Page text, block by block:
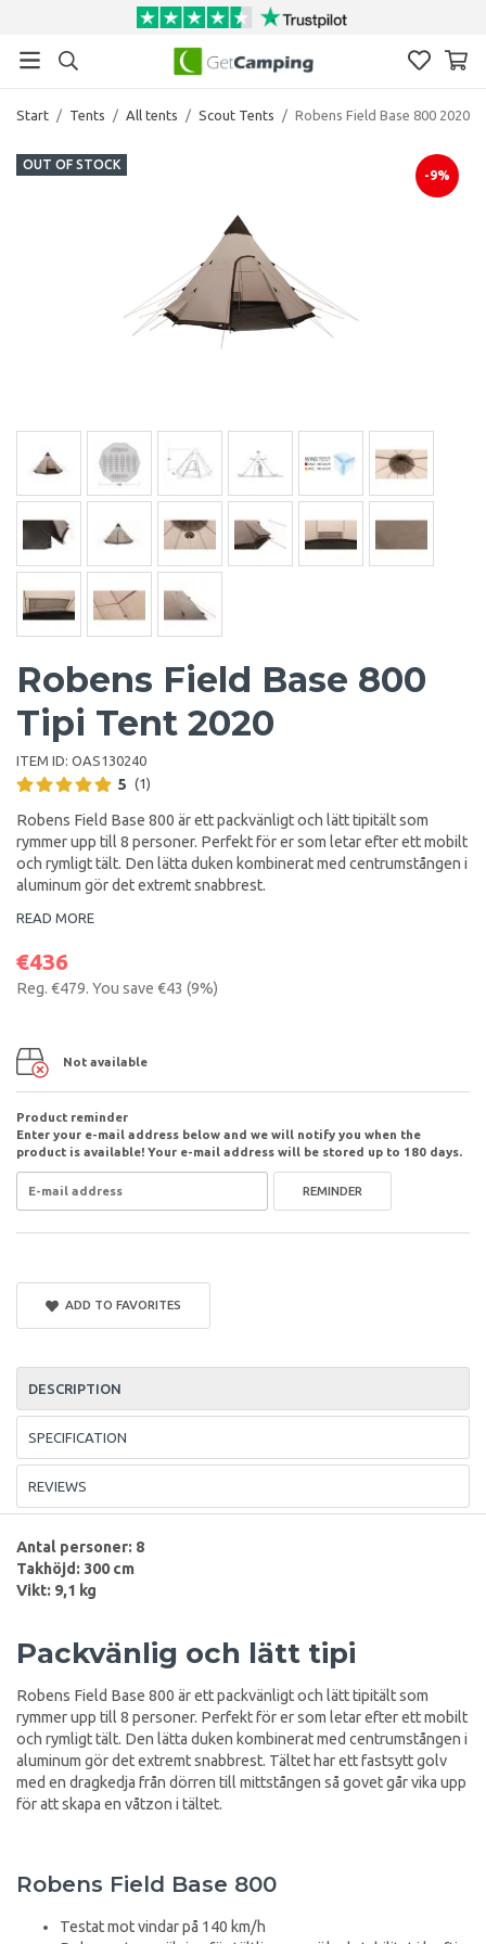
Start / Tents / All tents / Scout Tents / Robens Field Base 800 2020
OUT OF STOCK
-9%
Robens Field Base 800
Tipi Tent 2020
ITEM ID: OAS130240
5 (1)
Robens Field Base 800 är ett packvänligt och lätt tipitält som
rymmer upp till 8 personer. Perfekt för er som letar efter ett mobilt
och rymligt tält. Den lätta duken kombinerat med centrumstången i
aluminum gör det extremt snabbrest.
READ MORE
€436
Reg. €479. You save €43 (9%)
Not available
Product reminder
Enter your e-mail address below and we will notify you when the
product is available! Your e-mail address will be stored up to 180 days.
REMINDER
ADD TO FAVORITES
DESCRIPTION
SPECIFICATION
REVIEWS
Antal personer: 8
Takhöjd: 300 cm
Vikt: 9,1 kg
Packvänlig och lätt tipi
Robens Field Base 800 är ett packvänligt och lätt tipitält som
rymmer upp till 8 personer. Perfekt för er som letar efter ett mobilt
och rymligt tält. Den lätta duken kombinerat med centrumstången i
aluminum gör det extremt snabbrest. Tältet har ett fastsytt golv
med en dragkedja från dörren till mittstången så govet går vika upp
för att skapa en våtzon i tältet.
Robens Field Base 800
Testat mot vindar på 140 km/h